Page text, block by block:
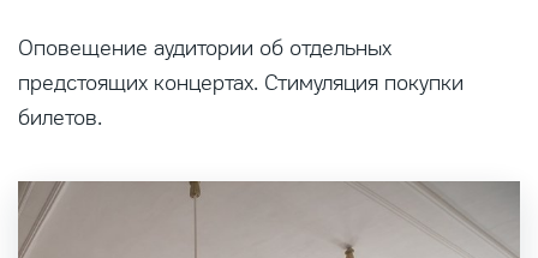
Оповещение аудитории об отдельных
предстоящих концертах. Стимуляция покупки
билетов.